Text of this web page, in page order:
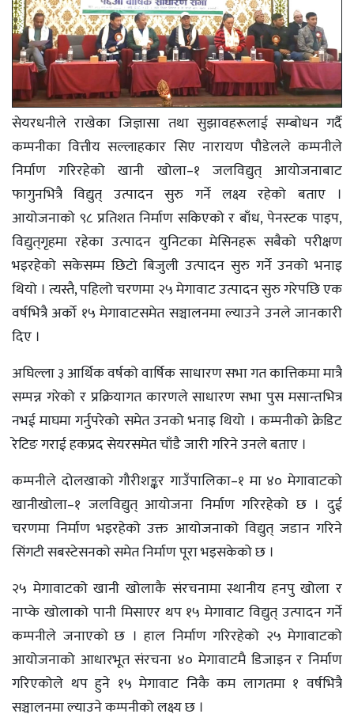
सेयरधनीले राखेका जिज्ञासा तथा सुझावहरूलाई सम्बोधन गर्दै
कम्पनीका वित्तीय सल्लाहकार सिए नारायण पौडेलले कम्पनीले
निर्माण गरिरहेको खानी खोला–१ जलविद्युत् आयोजनाबाट
फागुनभित्रै विद्युत् उत्पादन सुरु गर्ने लक्ष्य रहेको बताए ।
आयोजनाको ९८ प्रतिशत निर्माण सकिएको र बाँध, पेनस्टक पाइप,
विद्युत्‌गृहमा रहेका उत्पादन युनिटका मेसिनहरू सबैको परीक्षण
भइरहेको सकेसम्म छिटो बिजुली उत्पादन सुरु गर्ने उनको भनाइ
थियो । त्यस्तै, पहिलो चरणमा २५ मेगावाट उत्पादन सुरु गरेपछि एक
वर्षभित्रै अर्को १५ मेगावाटसमेत सञ्चालनमा ल्याउने उनले जानकारी
दिए ।
अघिल्ला ३ आर्थिक वर्षको वार्षिक साधारण सभा गत कात्तिकमा मात्रै
सम्पन्न गरेको र प्रक्रियागत कारणले साधारण सभा पुस मसान्तभित्र
नभई माघमा गर्नुपरेको समेत उनको भनाइ थियो । कम्पनीको क्रेडिट
रेटिङ गराई हकप्रद सेयरसमेत चाँडै जारी गरिने उनले बताए ।
कम्पनीले दोलखाको गौरीशङ्कर गाउँपालिका–१ मा ४० मेगावाटको
खानीखोला–१ जलविद्युत् आयोजना निर्माण गरिरहेको छ । दुई
चरणमा निर्माण भइरहेको उक्त आयोजनाको विद्युत् जडान गरिने
सिंगटी सबस्टेसनको समेत निर्माण पूरा भइसकेको छ ।
२५ मेगावाटको खानी खोलाकै संरचनामा स्थानीय हनपु खोला र
नाप्के खोलाको पानी मिसाएर थप १५ मेगावाट विद्युत् उत्पादन गर्ने
कम्पनीले जनाएको छ । हाल निर्माण गरिरहेको २५ मेगावाटको
आयोजनाको आधारभूत संरचना ४० मेगावाटमै डिजाइन र निर्माण
गरिएकोले थप हुने १५ मेगावाट निकै कम लागतमा १ वर्षभित्रै
सञ्चालनमा ल्याउने कम्पनीको लक्ष्य छ ।